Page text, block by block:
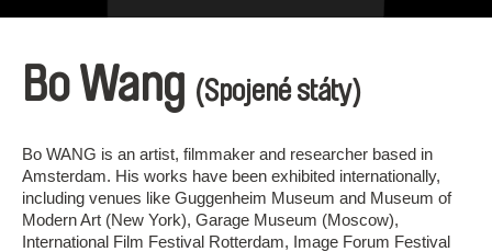
Bo Wang (Spojené státy)
Bo WANG is an artist, filmmaker and researcher based in
Amsterdam. His works have been exhibited internationally,
including venues like Guggenheim Museum and Museum of
Modern Art (New York), Garage Museum (Moscow),
International Film Festival Rotterdam, Image Forum Festival